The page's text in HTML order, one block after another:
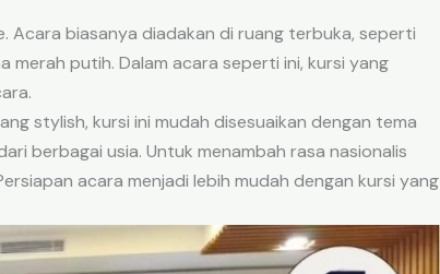
Acara biasanya diadakan di ruang terbuka, seperti
putih. Dalam acara seperti ini, kursi yang
stylish, kursi ini mudah disesuaikan dengan tema
berbagai usia. Untuk menambah rasa nasionalis
acara menjadi lebih mudah dengan kursi yang